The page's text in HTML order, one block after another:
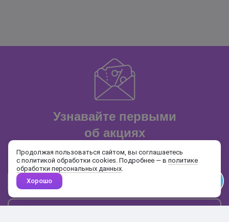
Узнавайте первыми
об акциях
и распродажах
Почта
Продолжая пользоваться сайтом, вы соглашаетесь
с политикой обработки cookies. Подробнее — в политике
обработки персональных данных.
Хорошо